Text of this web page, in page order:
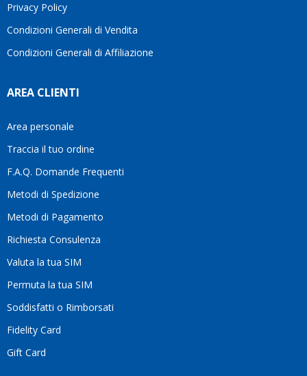
Privacy Policy
Condizioni Generali di Vendita
Condizioni Generali di Affiliazione
AREA CLIENTI
Area personale
Traccia il tuo ordine
F.A.Q. Domande Frequenti
Metodi di Spedizione
Metodi di Pagamento
Richiesta Consulenza
Valuta la tua SIM
Permuta la tua SIM
Soddisfatti o Rimborsati
Fidelity Card
Gift Card